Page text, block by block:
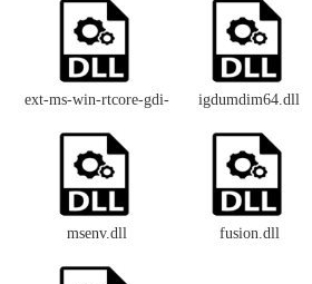
ext-ms-win-rtcore-gdi-
igdumdim64.dll
msenv.dll fusion.dll